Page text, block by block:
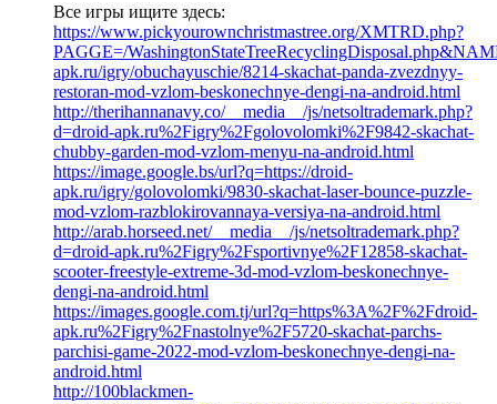
Все игры ищите здесь:
https://www.pickyourownchristmastree.org/XMTRD.php?
PAGGE=/
apk.ru/igry/obuchayuschie/8214-skachat-panda-zvezdnyy-
restoran-mod-vzlom-beskonechnye-dengi-na-android.html
http://therihannanavy.co/__media__/js/netsoltrademark.php?
d=droid-apk.ru%2Figry%2Fgolovolomki%2F9842-skachat-
chubby-garden-mod-vzlom-menyu-na-android.html
https://image.google.bs/url?q=https://droid-
apk.ru/igry/golovolomki/9830-skachat-laser-bounce-puzzle-
mod-vzlom-razblokirovannaya-versiya-na-android.html
http://arab.horseed.net/__media__/js/netsoltrademark.php?
d=droid-apk.ru%2Figry%2Fsportivnye%2F12858-skachat-
scooter-freestyle-extreme-3d-mod-vzlom-beskonechnye-
dengi-na-android.html
https://images.google.com.tj/url?q=https%3A%2F%2Fdroid-
apk.ru%2Figry%2Fnastolnye%2F5720-skachat-parchs-
parchisi-game-2022-mod-vzlom-beskonechnye-dengi-na-
android.html
http://100blackmen-